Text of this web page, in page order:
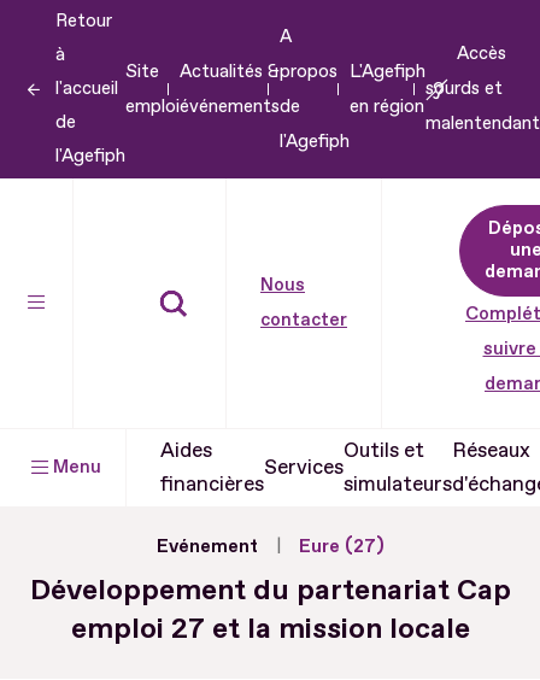
contenu
Retour
à
l'accueil
de
l'Agefiph
Site
emploi
Actualités &
événements
A
propos
de
l'Agefiph
L'Agefiph
en région
Accès
sourds et
Nous
contacter
suivre
Menu
Aides
financières
Services
Outils et
simulateurs
Réseaux
Evénement Eure (27)
Développement du partenariat Cap
emploi 27 et la mission locale